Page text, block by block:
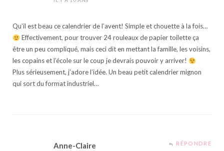
Qu’il est beau ce calendrier de l’avent! Simple et chouette à la fois…
Effectivement, pour trouver 24 rouleaux de papier toilette ça
être un peu compliqué, mais ceci dit en mettant la famille, les voisins,
les copains et l’école sur le coup je devrais pouvoir y arriver!
Plus sérieusement, j’adore l’idée. Un beau petit calendrier mignon
qui sort du format industriel…
Anne-Claire RÉPONDRE